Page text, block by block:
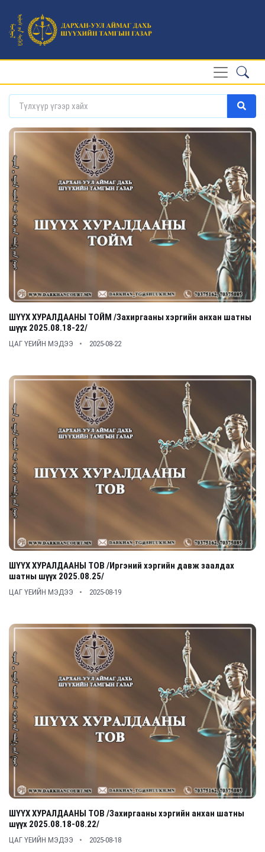
ШҮҮХ ХУРАЛДААНЫ ТОЙМ /Захиргааны хэргийн анхан шатны
шүүх 2025.08.18-22/
ЦАГ ҮЕИЙН МЭДЭЭ 2025-08-22
ШҮҮХ ХУРАЛДААНЫ ТОВ /Иргэний хэргийн давж заалдах
шатны шүүх 2025.08.25/
ЦАГ ҮЕИЙН МЭДЭЭ 2025-08-19
ШҮҮХ ХУРАЛДААНЫ ТОВ /Захиргааны хэргийн анхан шатны
шүүх 2025.08.18-08.22/
ЦАГ ҮЕИЙН МЭДЭЭ 2025-08-18